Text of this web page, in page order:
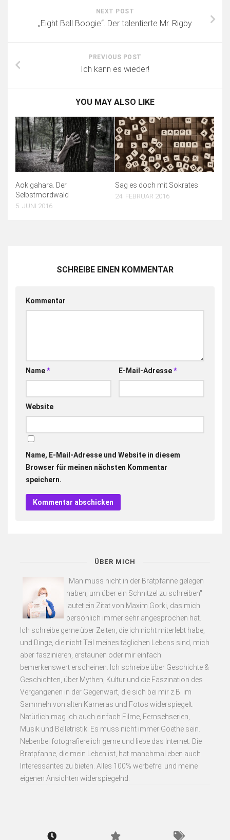
NEXT POST
„Eight Ball Boogie“. Der talentierte Mr. Rigby
PREVIOUS POST
Ich kann es wieder!
YOU MAY ALSO LIKE
Aokigahara. Der
Selbstmordwald
5. JUNI 2016
Sag es doch mit Sokrates
24. FEBRUAR 2016
SCHREIBE EINEN KOMMENTAR
Kommentar
Name* E-Mail-Adresse*
Website
Name, E-Mail-Adresse und Website in diesem
Browser für meinen nächsten Kommentar
speichern.
ÜBER MICH
"Man muss nicht in der Bratpfanne gelegen
haben, um über ein Schnitzel zu schreiben"
lautet ein Zitat von Maxim Gorki, das mich
persönlich immer sehr angesprochen hat.
Ich schreibe gerne über Zeiten, die ich nicht miterlebt habe,
und Dinge, die nicht Teil meines täglichen Lebens sind, mich
aber faszinieren, erstaunen oder mir einfach
bemerkenswert erscheinen. Ich schreibe über Geschichte &
Geschichten, über Mythen, Kultur und die Faszination des
Vergangenen in der Gegenwart, die sich bei mir z.B. im
Sammeln von alten Kameras und Fotos widerspiegelt.
Natürlich mag ich auch einfach Filme, Fernsehserien,
Musik und Belletristik. Es muss nicht immer Goethe sein.
Nebenbei fotografiere ich gerne und liebe das Internet. Die
Bratpfanne, die mein Leben ist, hat manchmal eben auch
Interessantes zu bieten. Alles 100% werbefrei und meine
eigenen Ansichten widerspiegelnd.